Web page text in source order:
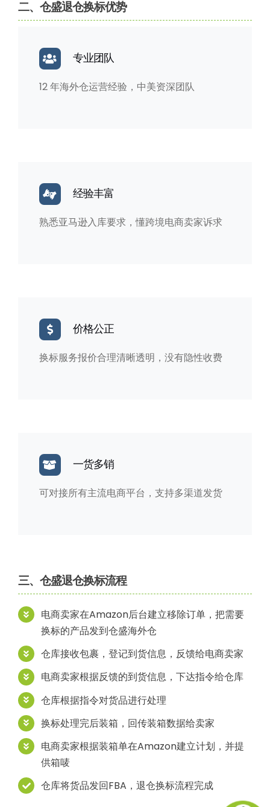
二、仓盛退仓换标优势
专业团队
12 年海外仓运营经验，中美资深团队
经验丰富
熟悉亚马逊入库要求，懂跨境电商卖家诉求
价格公正
换标服务报价合理清晰透明，没有隐性收费
一货多销
可对接所有主流电商平台，支持多渠道发货
三、仓盛退仓换标流程
电商卖家在Amazon后台建立移除订单，把需要
换标的产品发到仓盛海外仓
仓库接收包裹，登记到货信息，反馈给电商卖家
电商卖家根据反馈的到货信息，下达指令给仓库
仓库根据指令对货品进行处理
换标处理完后装箱，回传装箱数据给卖家
电商卖家根据装箱单在Amazon建立计划，并提
供箱唛
仓库将货品发回FBA，退仓换标流程完成